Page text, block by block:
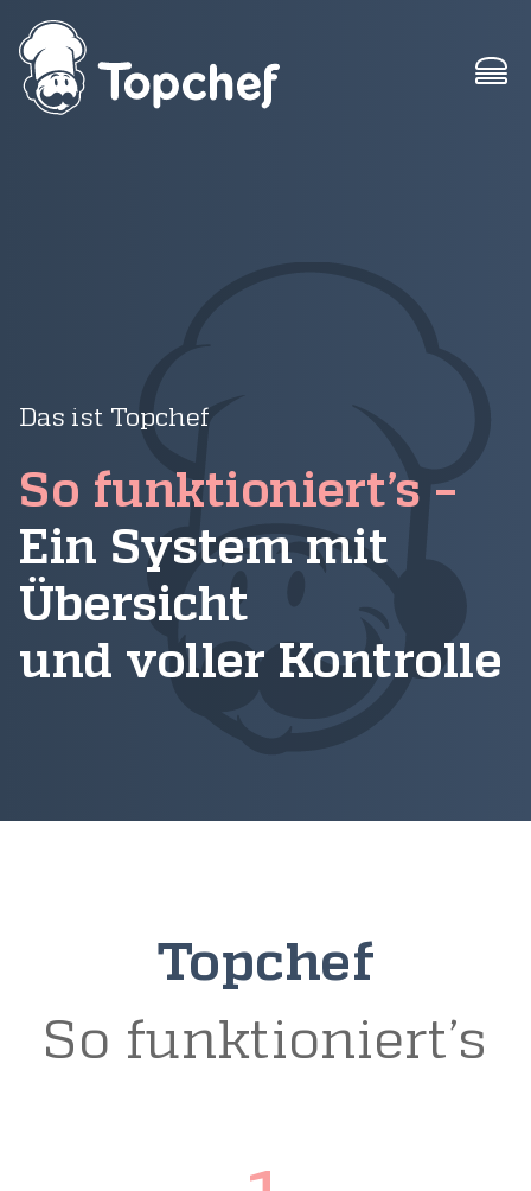
Das ist Topchef
So funktioniert’s –
Ein System mit
Übersicht
und voller Kontrolle
Topchef
So funktioniert’s